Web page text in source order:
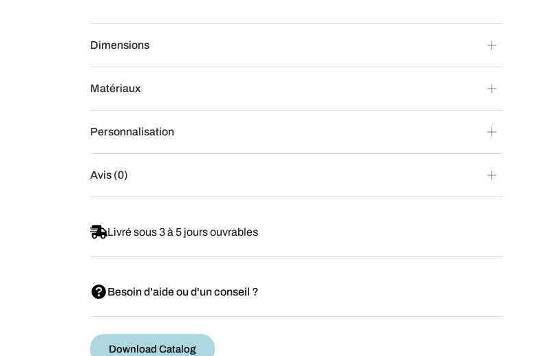
Dimensions
Matériaux
Personnalisation
Avis (0)
Livré sous 3 à 5 jours ouvrables
Besoin d'aide ou d'un conseil ?
Download Catalog